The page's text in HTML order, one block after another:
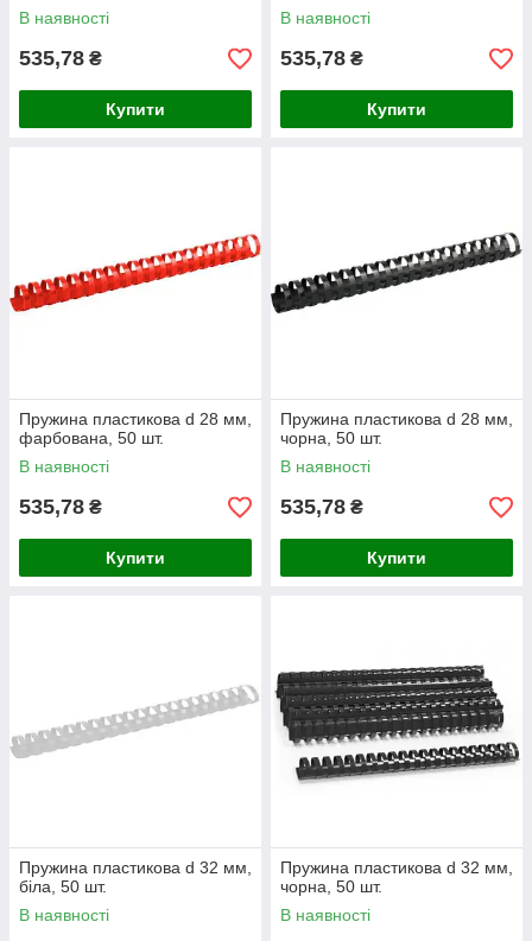
В наявності
535,78 ₴
Купити
В наявності
535,78 ₴
Купити
Пружина пластикова d 28 мм,
фарбована, 50 шт.
В наявності
535,78 ₴
Купити
Пружина пластикова d 28 мм,
чорна, 50 шт.
В наявності
535,78 ₴
Купити
Пружина пластикова d 32 мм,
біла, 50 шт.
В наявності
Пружина пластикова d 32 мм,
чорна, 50 шт.
В наявності